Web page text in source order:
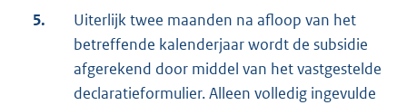
5.
Uiterlijk twee maanden na afloop van het
betreffende kalenderjaar wordt de subsidie
afgerekend door middel van het vastgestelde
declaratieformulier. Alleen volledig ingevulde